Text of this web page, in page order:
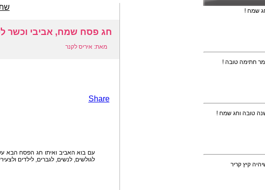
שמח !
חתימה טובה !
טובה וחג שמח !
קיץ קריר
חג פסח שמח, אביבי וכשר
מאת: איריס לקנר
Share
עם בוא האביב ואיתו חג הפסח הבא
לגולשים, לנשים, לגברים, לילדים